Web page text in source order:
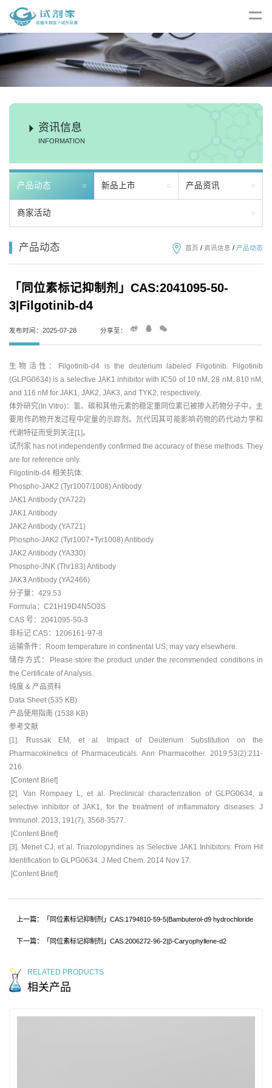
资讯信息
INFORMATION
产品动态 新品上市 产品资讯
商家活动
产品动态 首页 / 资讯信息 / 产品动态
「同位素标记抑制剂」CAS:2041095-50-
3|Filgotinib-d4
发布时间：2025-07-28 分享至：
生物活性：Filgotinib-d4 is the deuterium labeled Filgotinib. Filgotinib
(GLPG0634) is a selective JAK1 inhibitor with IC50 of 10 nM, 28 nM, 810 nM,
and 116 nM for JAK1, JAK2, JAK3, and TYK2, respectively.
体外研究(In Vitro)：氢、碳和其他元素的稳定重同位素已被掺入药物分子中，主
要用作药物开发过程中定量的示踪剂。氘代因其可能影响药物的药代动力学和
代谢特征而受到关注[1]。
试剂家 has not independently confirmed the accuracy of these methods. They
are for reference only.
Filgotinib-d4 相关抗体:
Phospho-JAK2 (Tyr1007/1008) Antibody
JAK1 Antibody (YA722)
JAK1 Antibody
JAK2 Antibody (YA721)
Phospho-JAK2 (Tyr1007+Tyr1008) Antibody
JAK2 Antibody (YA330)
Phospho-JNK (Thr183) Antibody
JAK3 Antibody (YA2466)
分子量：429.53
Formula：C21H19D4N5O3S
CAS 号：2041095-50-3
非标记 CAS：1206161-97-8
运输条件：Room temperature in continental US; may vary elsewhere.
储存方式：Please store the product under the recommended conditions in
the Certificate of Analysis.
纯度 & 产品资料
Data Sheet (535 KB)
产品使用指南 (1538 KB)
参考文献
[1]. Russak EM, et al. Impact of Deuterium Substitution on the
Pharmacokinetics of Pharmaceuticals. Ann Pharmacother. 2019;53(2):211-
216.
[Content Brief]
[2]. Van Rompaey L, et al. Preclinical characterization of GLPG0634, a
selective inhibitor of JAK1, for the treatment of inflammatory diseases. J
Immunol. 2013, 191(7), 3568-3577.
[Content Brief]
[3]. Menet CJ, et al. Triazolopyridines as Selective JAK1 Inhibitors: From Hit
Identification to GLPG0634. J Med Chem. 2014 Nov 17.
[Content Brief]
上一篇：「同位素标记抑制剂」CAS:1794810-59-5|Bambuterol-d9 hydrochloride
下一篇：「同位素标记抑制剂」CAS:2006272-96-2|β-Caryophyllene-d2
RELATED PRODUCTS
相关产品